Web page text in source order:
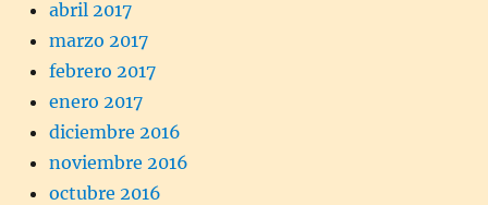
abril 2017
marzo 2017
febrero 2017
enero 2017
diciembre 2016
noviembre 2016
octubre 2016